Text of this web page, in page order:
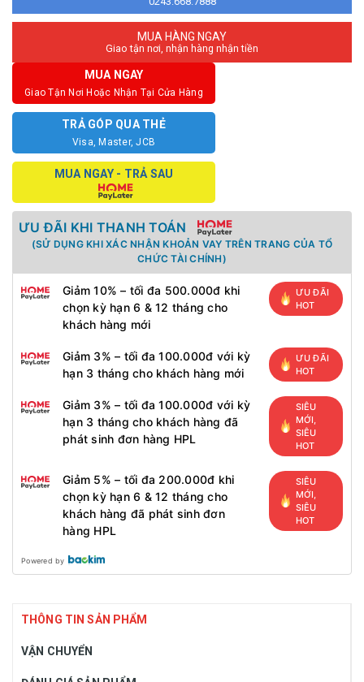
MUA HÀNG NGAY
Giao tận nơi, nhận hàng nhận tiền
MUA NGAY
Giao Tận Nơi Hoặc Nhận Tại Cửa Hàng
TRẢ GÓP QUA THẺ
Visa, Master, JCB
MUA NGAY - TRẢ SAU
ƯU ĐÃI KHI THANH TOÁN
(SỬ DỤNG KHI XÁC NHẬN KHOẢN VAY TRÊN TRANG CỦA TỔ
CHỨC TÀI CHÍNH)
Giảm 10% – tối đa 500.000đ khi
chọn kỳ hạn 6 & 12 tháng cho
khách hàng mới
ƯU ĐÃI
HOT
Giảm 3% – tối đa 100.000đ với kỳ
hạn 3 tháng cho khách hàng mới
ƯU ĐÃI
HOT
Giảm 3% – tối đa 100.000đ với kỳ
hạn 3 tháng cho khách hàng đã
phát sinh đơn hàng HPL
SIÊU
MỚI,
SIÊU
HOT
Giảm 5% – tối đa 200.000đ khi
chọn kỳ hạn 6 & 12 tháng cho
khách hàng đã phát sinh đơn
hàng HPL
SIÊU
MỚI,
SIÊU
HOT
Powered by
THÔNG TIN SẢN PHẨM
VẬN CHUYỂN